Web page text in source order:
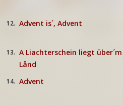
12. Advent is´, Advent
13. A Liachterschein liegt über´m
Lånd
14. Advent